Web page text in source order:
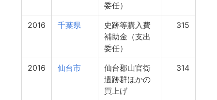
委任）
2016 千葉県
史跡等購入費
補助金（支出
委任）
315
2016 仙台市
仙台郡山官衙
遺跡群ほかの
買上げ
314